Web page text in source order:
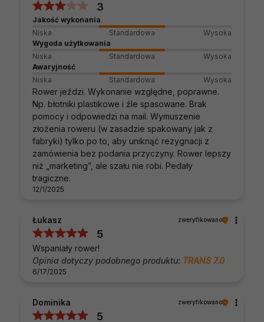
3
Jakość wykonania
Niska
Standardowa
Wysoka
Wygoda użytkowania
Niska
Standardowa
Wysoka
Awaryjność
Niska
Standardowa Wysoka
Rower jeździ. Wykonanie względne, poprawne.
Np. błotniki plastikowe i źle spasowane. Brak
pomocy i odpowiedzi na mail. Wymuszenie
złożenia roweru (w zasadzie spakowany jak z
fabryki) tylko po to, aby uniknąć rezygnacji z
zamówienia bez podania przyczyny. Rower lepszy
niż „marketing”, ale szału nie robi. Pedały
tragiczne.
12/1/2025
Łukasz zweryfikowano
5
Wspaniały rower!
Opinia dotyczy podobnego produktu: TRANS 7.0
6/17/2025
Dominika zweryfikowano
5